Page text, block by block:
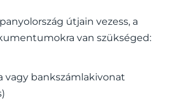
útjain vezess, a
van szükséged:
vagy bankszámlakivonat